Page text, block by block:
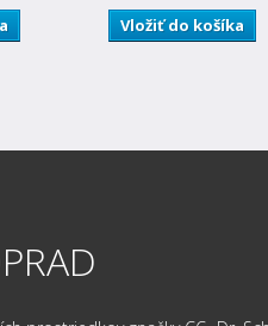
Vložiť do košíka